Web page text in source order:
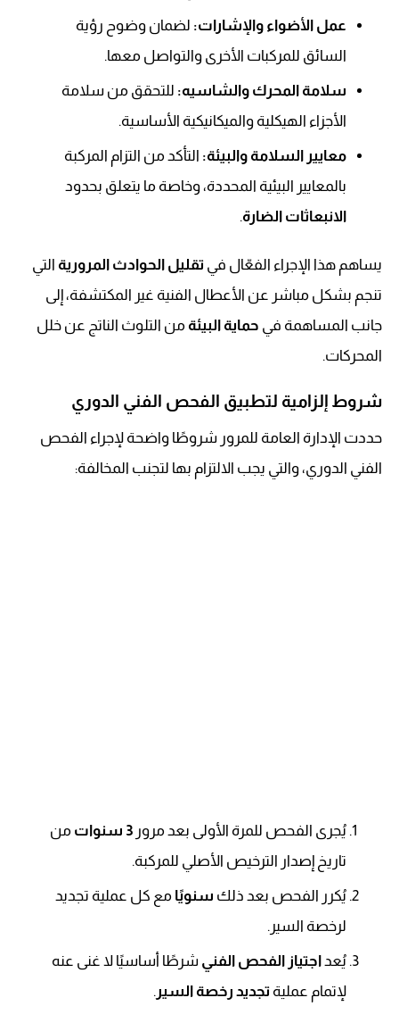
عمل الأضواء والإشارات: لضمان وضوح رؤية
السائق للمركبات الأخرى والتواصل معها.
سلامة المحرك والشاسيه: للتحقق من سلامة
الأجزاء الهيكلية والميكانيكية الأساسية.
معايير السلامة والبيئة: التأكد من التزام المركبة
بالمعايير البيئية المحددة، وخاصة ما يتعلق بحدود
الانبعاثات الضارة.
يساهم هذا الإجراء الفعّال في تقليل الحوادث المرورية التي
تنجم بشكل مباشر عن الأعطال الفنية غير المكتشفة، إلى
جانب المساهمة في حماية البيئة من التلوث الناتج عن خلل
المحركات.
شروط إلزامية لتطبيق الفحص الفني الدوري
حددت الإدارة العامة للمرور شروطًا واضحة لإجراء الفحص
الفني الدوري، والتي يجب الالتزام بها لتجنب المخالفة:
يُجرى الفحص للمرة الأولى بعد مرور 3 سنوات
من
تاريخ إصدار الترخيص الأصلي للمركبة.
يُكرر الفحص بعد ذلك سنويًا مع كل عملية تجديد
لرخصة السير.
يُعداجتياز الفحص الفني شرطًا أساسيًا لا غنى عنه
لإتمام عملية تجديد رخصة السير.